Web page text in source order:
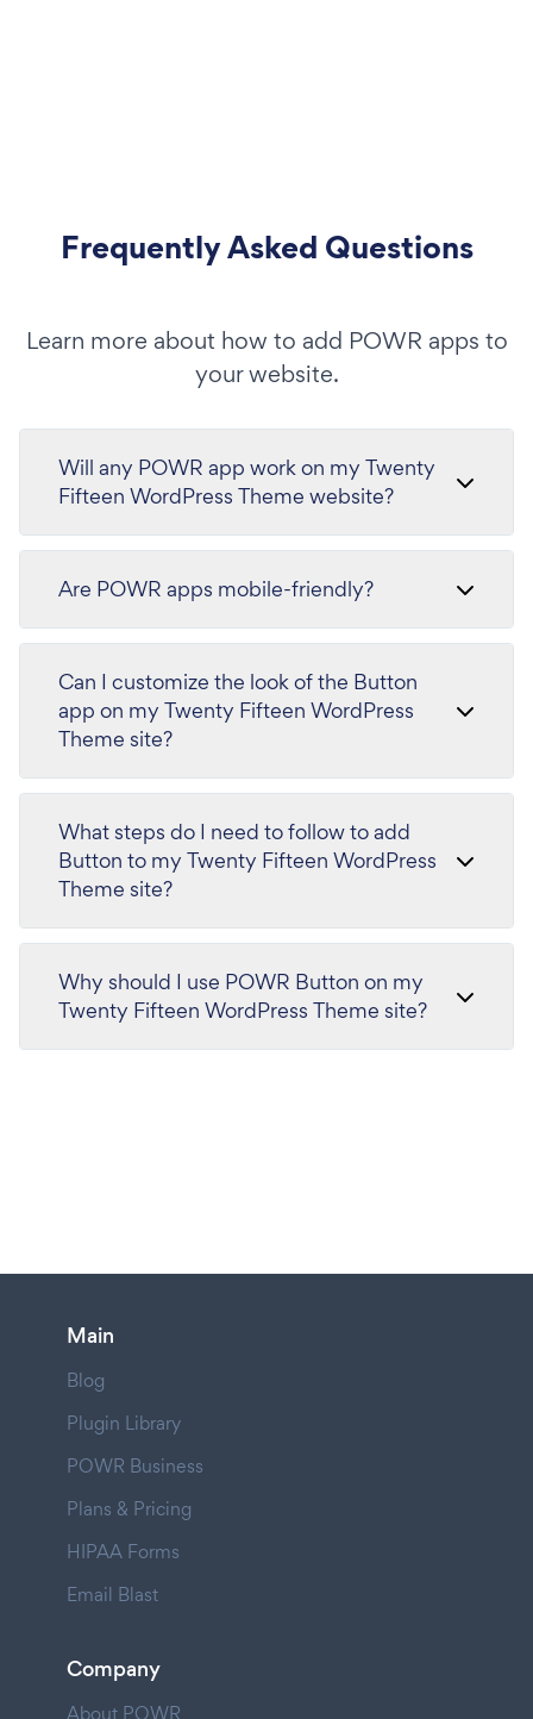
Frequently Asked Questions
Learn more about how to add POWR apps to
your website.
Will any POWR app work on my Twenty
Fifteen WordPress Theme website?
Are POWR apps mobile-friendly?
Can I customize the look of the Button
app on my Twenty Fifteen WordPress
Theme site?
What steps do I need to follow to add
Button to my Twenty Fifteen WordPress
Theme site?
Why should I use POWR Button on my
Twenty Fifteen WordPress Theme site?
Main
Blog
Plugin Library
POWR Business
Plans & Pricing
HIPAA Forms
Email Blast
Company
About POWR